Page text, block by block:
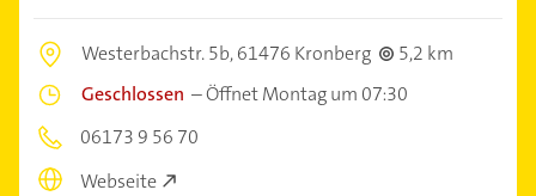
Westerbachstr. 5b,61476 Kronberg
5,2 km
Geschlossen –Öffnet Montag um 07:30
06173 9 56 70
Webseite